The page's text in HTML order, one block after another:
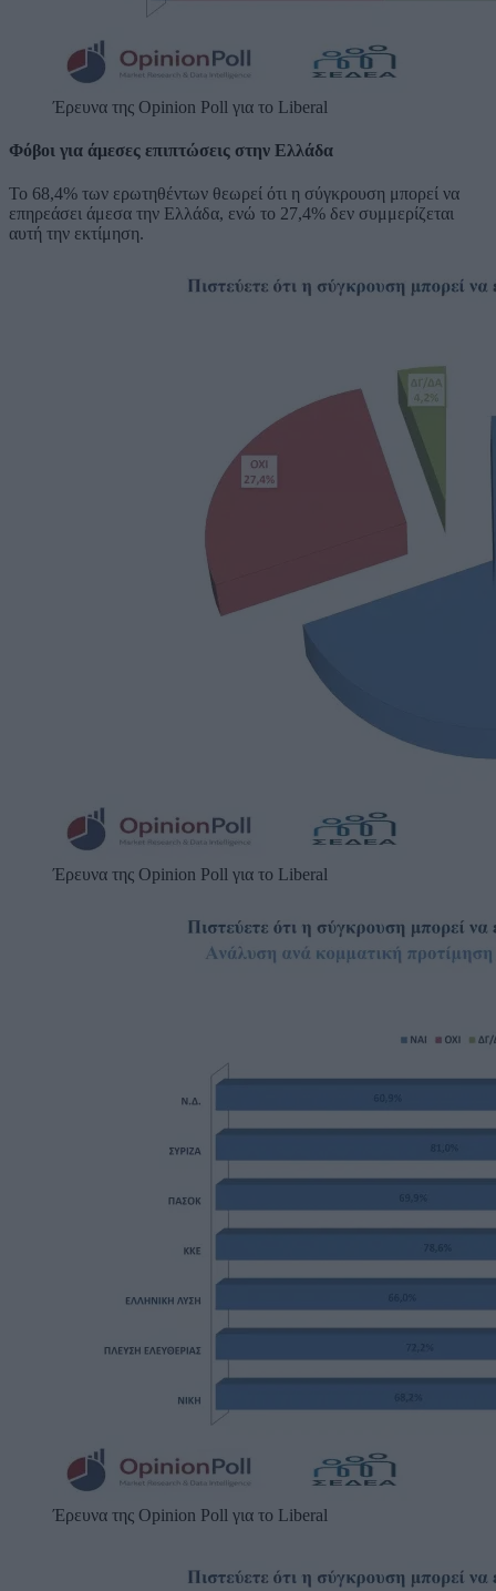
Έρευνα της Opinion Poll για το Liberal
Φόβοι για άμεσες επιπτώσεις στην Ελλάδα
Το 68,4% των ερωτηθέντων θεωρεί ότι η σύγκρουση μπορεί να
επηρεάσει άμεσα την Ελλάδα, ενώ το 27,4% δεν συμμερίζεται
αυτή την εκτίμηση.
Έρευνα της Opinion Poll για το Liberal
Έρευνα της Opinion Poll για το Liberal